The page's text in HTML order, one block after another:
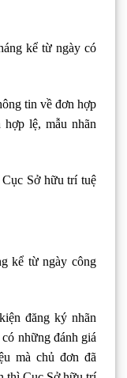
kể từ ngày có
tin về đơn hợp
lệ, mẫu nhãn
Sở hữu trí tuệ
kể từ ngày công
đăng ký nhãn
những đánh giá
mà chủ đơn đã